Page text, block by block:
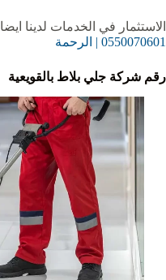
الاستثمار في الخدمات لدينا ايضا
0550070601 | الرحمة
رقم شركة جلي بلاط بالقويعية‏